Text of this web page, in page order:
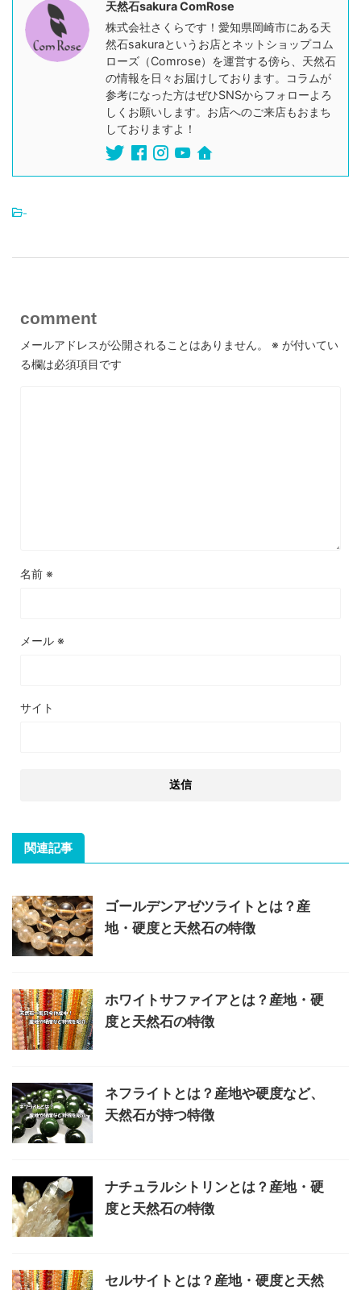
天然石sakura ComRose
株式会社さくらです！愛知県岡崎市にある天
然石sakuraというお店とネットショップコム
ローズ（Comrose）を運営する傍ら、天然石
の情報を日々お届けしております。コラムが
参考になった方はぜひSNSからフォローよろ
しくお願いします。お店へのご来店もおまち
しておりますよ！
-
comment
メールアドレスが公開されることはありません。 ※ が付いてい
る欄は必須項目です
名前 ※
メール ※
サイト
関連記事
ゴールデンアゼツライトとは？産
地・硬度と天然石の特徴
ホワイトサファイアとは？産地・硬
度と天然石の特徴
ネフライトとは？産地や硬度など、
天然石が持つ特徴
ナチュラルシトリンとは？産地・硬
度と天然石の特徴
セルサイトとは？産地・硬度と天然